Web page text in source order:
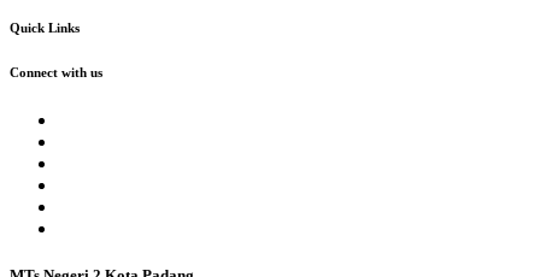
Quick Links
Connect with us